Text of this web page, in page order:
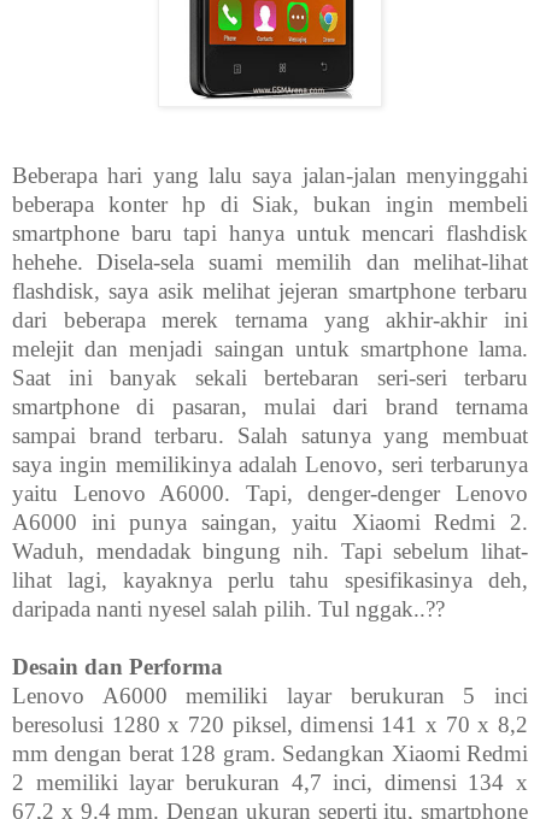
Beberapa hari yang lalu saya jalan-jalan menyinggahi
beberapa konter hp di Siak, bukan ingin membeli
smartphone baru tapi hanya untuk mencari flashdisk
hehehe. Disela-sela suami memilih dan melihat-lihat
flashdisk, saya asik melihat jejeran smartphone terbaru
dari beberapa merek ternama yang akhir-akhir ini
melejit dan menjadi saingan untuk smartphone lama.
Saat ini banyak sekali bertebaran seri-seri terbaru
smartphone di pasaran, mulai dari brand ternama
sampai brand terbaru. Salah satunya yang membuat
saya ingin memilikinya adalah Lenovo, seri terbarunya
yaitu Lenovo A6000. Tapi, denger-denger Lenovo
A6000 ini punya saingan, yaitu Xiaomi Redmi 2.
Waduh, mendadak bingung nih. Tapi sebelum lihat-
lihat lagi, kayaknya perlu tahu spesifikasinya deh,
daripada nanti nyesel salah pilih. Tul nggak..??
Desain dan Performa
Lenovo A6000 memiliki layar berukuran 5 inci
beresolusi 1280 x 720 piksel, dimensi 141 x 70 x 8,2
mm dengan berat 128 gram. Sedangkan Xiaomi Redmi
2 memiliki layar berukuran 4,7 inci, dimensi 134 x
67,2 x 9.4 mm. Dengan ukuran seperti itu, smartphone